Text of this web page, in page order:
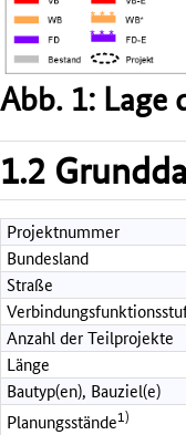
Abb. 1: Lage
1.2
Projektnummer
Bundesland
Straße
Anzahl der Teilprojekte
Länge
Bautyp(en), Bauziel(e)
Planungsstände1)